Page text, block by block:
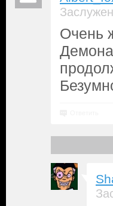
Очень